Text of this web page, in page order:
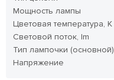
Мощность лампы
Цветовая температура, K
Световой поток, lm
Тип лампочки (основной)
Напряжение